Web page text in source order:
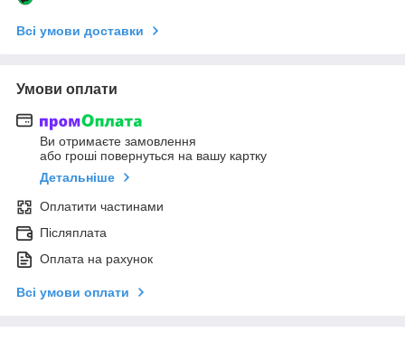
Всі умови доставки
Умови оплати
Ви отримаєте замовлення
або гроші повернуться на вашу картку
Детальніше
Оплатити частинами
Післяплата
Оплата на рахунок
Всі умови оплати